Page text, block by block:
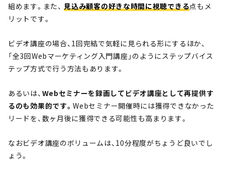
組めます。また、 見込み顧客の好きな時間に視聴できる点もメ
リットです。
ビデオ講座の場合、1回完結で気軽に見られる形にするほか、
「全3回Webマーケティング入門講座」のようにステップバイス
テップ方式で行う方法もあります。
あるいは、 Webセミナーを録画してビデオ講座として再提供す
るのも効果的です。Webセミナー開催時には獲得できなかった
リードを、数ヶ月後に獲得できる可能性も高まります。
なおビデオ講座のボリュームは、10分程度がちょうど良いでし
ょう。